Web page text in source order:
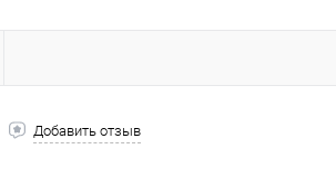
Добавить отзыв